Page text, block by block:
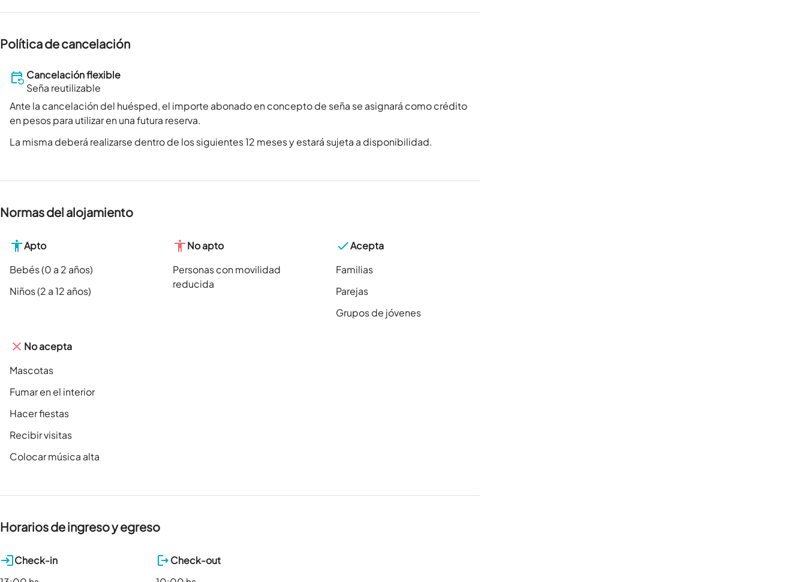
Política de cancelación
Cancelación flexible
Seña reutilizable
Ante la cancelación del huésped, el importe abonado en concepto de seña se asignará como crédito
en pesos para utilizar en una futura reserva.
La misma deberá realizarse dentro de los siguientes 12 meses y estará sujeta a disponibilidad.
Normas del alojamiento
Apto
Bebés (0 a 2 años)
Niños (2 a 12 años)
No apto
Personas con movilidad
reducida
Acepta
Familias
Parejas
Grupos de jóvenes
No acepta
Mascotas
Fumar en el interior
Hacer fiestas
Recibir visitas
Colocar música alta
Horarios de ingreso y egreso
Check-in
Check-out